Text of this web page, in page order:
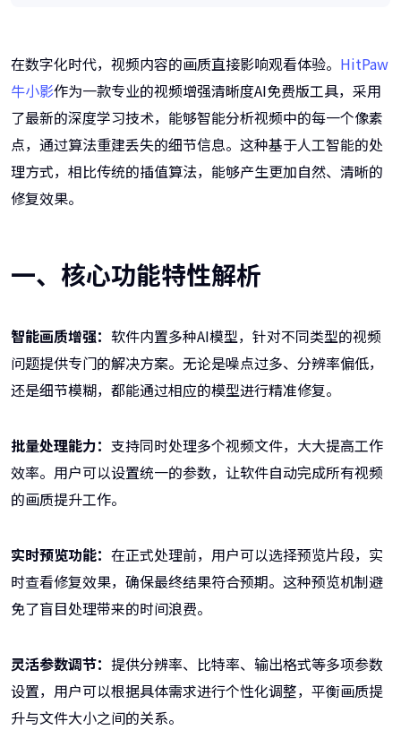
在数字化时代，视频内容的画质直接影响观看体验。 HitPaw
牛小影作为一款专业的视频增强清晰度AI免费版工具，采用
了最新的深度学习技术，能够智能分析视频中的每一个像素
点，通过算法重建丢失的细节信息。这种基于人工智能的处
理方式，相比传统的插值算法，能够产生更加自然、清晰的
修复效果。
一、核心功能特性解析
智能画质增强： 软件内置多种AI模型，针对不同类型的视频
问题提供专门的解决方案。无论是噪点过多、分辨率偏低，
还是细节模糊，都能通过相应的模型进行精准修复。
批量处理能力： 支持同时处理多个视频文件，大大提高工作
效率。用户可以设置统一的参数，让软件自动完成所有视频
的画质提升工作。
实时预览功能： 在正式处理前，用户可以选择预览片段，实
时查看修复效果，确保最终结果符合预期。这种预览机制避
免了盲目处理带来的时间浪费。
灵活参数调节： 提供分辨率、比特率、输出格式等多项参数
设置，用户可以根据具体需求进行个性化调整，平衡画质提
升与文件大小之间的关系。